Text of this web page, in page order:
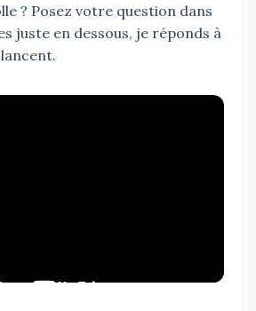
? Posez votre question dans
juste en dessous, je réponds à